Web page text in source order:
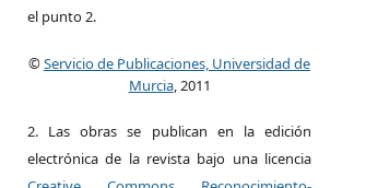
el punto 2.
©Servicio de Publicaciones, Universidad de
Murcia, 2011
2. Las obras se publican en la edición
electrónica de la revista bajo una licencia